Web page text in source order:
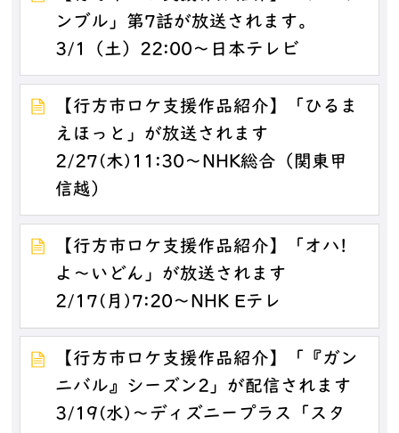
ンブル」第7話が放送されます。
3/1（土）22:00～日本テレビ
【行方市ロケ支援作品紹介】「ひるま
えほっと」が放送されます
2/27(木)11:30～NHK総合（関東甲
信越）
【行方市ロケ支援作品紹介】「オハ!
よ～いどん」が放送されます
2/17(月)7:20～NHK Eテレ
【行方市ロケ支援作品紹介】「『ガン
ニバル』シーズン2」が配信されます
3/19(水)～ディズニープラス「スタ